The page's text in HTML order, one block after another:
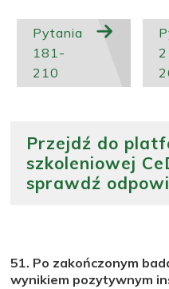
Pytania
181-
210
Przejdź do
szkoleniowej
sprawdź
51. Po zakończonym
wynikiem pozytywnym